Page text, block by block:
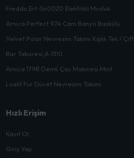
Freddo Ert-Sn0020 Elektrikli Musluk
Arnica Perfect 974 Cam Banyo Baskülü
Velvet Polar Nevresim Takımı Kışlık Tek / Çift
Bar Taburesi,A-1310
Arnica 179R Demli Çay Makinesi Mint
Lualit Fur Düvet Nevresim Takımı
Hızlı Erişim
Kayıt Ol
Giriş Yap